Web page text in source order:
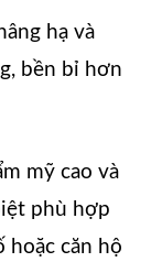
hạ và
bền bỉ hơn
mỹ cao và
phù hợp
hoặc căn hộ